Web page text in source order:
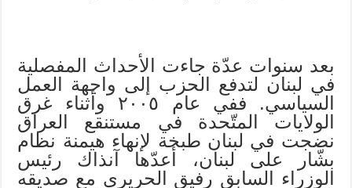
بعد سنوات عدّة جاءت الأحداث المفصلية
في لبنان لتدفع الحزب إلى واجهة العمل
السياسي. ففي عام ٢٠٠٥ وأثناء غرق
الولايات المتّحدة في مستنقع العراق
نضجت في لبنان طبخة لإنهاء هيمنة نظام
بشّار على لبنان، أعدّها آنذاك رئيس
الوزراء السابق رفيق الحريري مع صديقه